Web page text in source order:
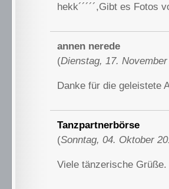
hekk´´´´´,Gibt es Fotos
annen nerede
(Dienstag, 17.
Danke für die geleistete
Tanzpartnerbörse
(Sonntag, 04. Oktober
Viele tänzerische